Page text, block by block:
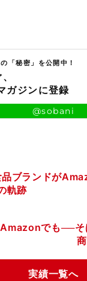
「秘密」を公開中！
ガジンに登録
@sobani
ブランドが
軌跡
でも──そ
実績一覧へ